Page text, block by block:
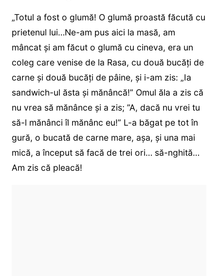
„Totul a fost o glumă! O glumă proastă făcută cu
prietenul lui…Ne-am pus aici la masă, am
mâncat și am făcut o glumă cu cineva, era un
coleg care venise de la Rasa, cu două bucăți de
carne și două bucăți de pâine, și i-am zis: „Ia
sandwich-ul ăsta și mănâncă!” Omul ăla a zis că
nu vrea să mănânce și a zis; ”A, dacă nu vrei tu
să-l mănânci îl mănânc eu!” L-a băgat pe tot în
gură, o bucată de carne mare, așa, și una mai
mică, a început să facă de trei ori… să-nghită…
Am zis că pleacă!